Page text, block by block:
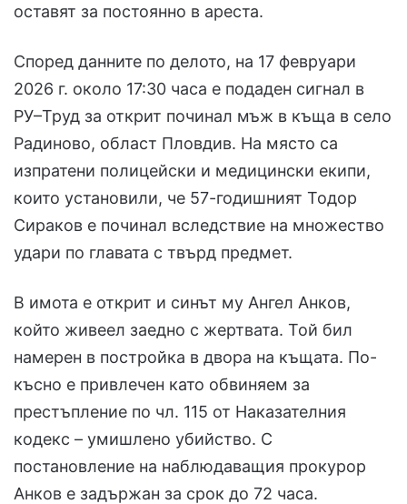
оставят за постоянно в ареста.
Според данните по делото, на 17 февруари
2026 г. около 17:30 часа е подаден сигнал в
РУ–Труд за открит починал мъж в къща в село
Радиново, област Пловдив. На място са
изпратени полицейски и медицински екипи,
които установили, че 57-годишният Тодор
Сираков е починал вследствие на множество
удари по главата с твърд предмет.
В имота е открит и синът му Ангел Анков,
който живеел заедно с жертвата. Той бил
намерен в постройка в двора на къщата. По-
късно е привлечен като обвиняем за
престъпление по чл. 115 от Наказателния
кодекс – умишлено убийство. С
постановление на наблюдаващия прокурор
Анков е задържан за срок до 72 часа.